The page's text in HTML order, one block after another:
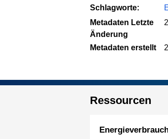
Schlagworte:
Metadaten Letzte
Änderung
Metadaten erstellt
Ressourcen